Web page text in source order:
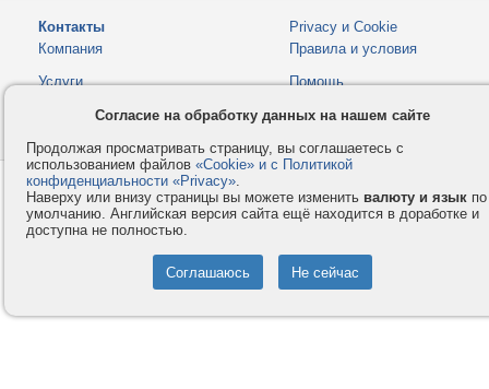
Контакты
Компания
Privacy и Cookie
Правила и условия
Услуги
Помощь
Согласие на обработку данных на нашем сайте
Продолжая просматривать страницу, вы соглашаетесь с
использованием файлов «Cookie» и с Политикой
конфиденциальности «Privacy».
Наверху или внизу страницы вы можете изменить валюту и язык по
умолчанию. Английская версия сайта ещё находится в доработке и
доступна не полностью.